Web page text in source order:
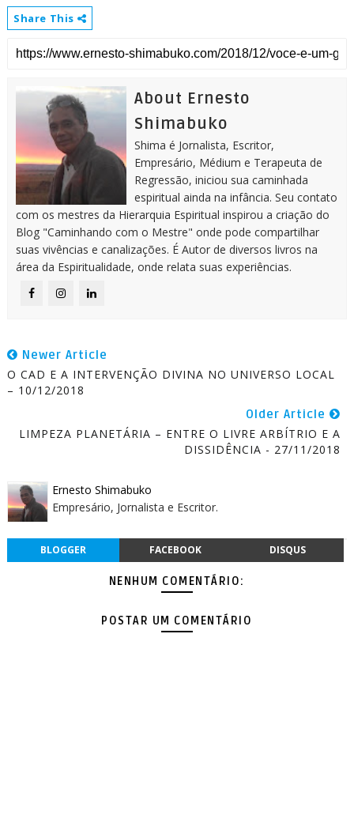
Share This
About Ernesto
Shimabuko
Shima é Jornalista, Escritor,
Empresário, Médium e Terapeuta de
Regressão, iniciou sua caminhada
espiritual ainda na infância. Seu contato
com os mestres da Hierarquia Espiritual inspirou a criação do
Blog "Caminhando com o Mestre" onde pode compartilhar
suas vivências e canalizações. É Autor de diversos livros na
área da Espiritualidade, onde relata suas experiências.
Newer Article
O CAD E A INTERVENÇÃO DIVINA NO UNIVERSO LOCAL
– 10/12/2018
Older Article
LIMPEZA PLANETÁRIA – ENTRE O LIVRE ARBÍTRIO E A
DISSIDÊNCIA - 27/11/2018
Ernesto Shimabuko
Empresário, Jornalista e Escritor.
BLOGGER FACEBOOK DISQUS
NENHUM COMENTÁRIO:
POSTAR UM COMENTÁRIO